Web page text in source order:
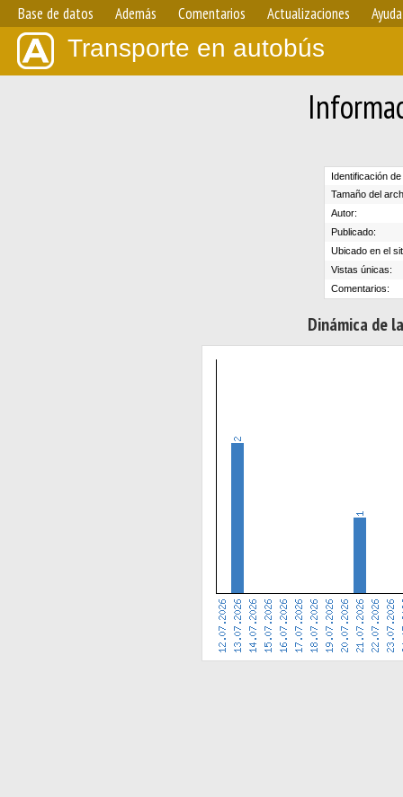
Base de datos Además Comentarios Actualizaciones Ayuda
Transporte en autobús
Identificación
Tamaño del
Autor:
Publicado:
Ubicado en el
Vistas únicas:
Comentarios:
Dinámica de